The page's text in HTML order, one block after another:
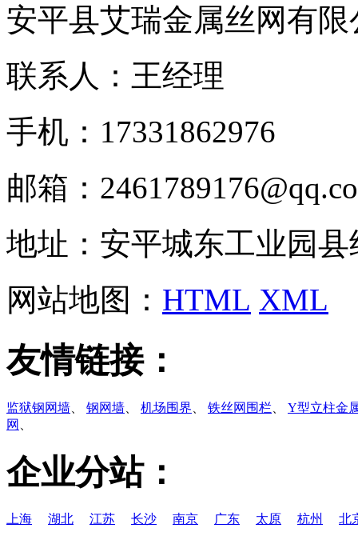
安平县艾瑞金属丝网有限
联系人：王经理
手机：17331862976
邮箱：
地址：安平城东工业园县
网站地图： HTML XML
友情链接：
监狱钢网墙 钢网墙 机场围界 铁丝网围栏
Y型立柱金
网
企业分站：
上海 湖北 江苏 长沙 南京 广东 太原 杭州 北